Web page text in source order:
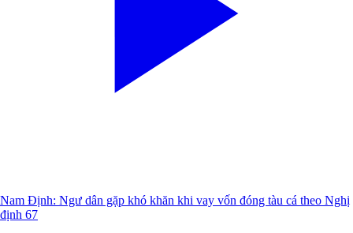
Nam Định: Ngư dân gặp khó khăn khi vay vốn đóng tàu cá theo Nghị
định 67